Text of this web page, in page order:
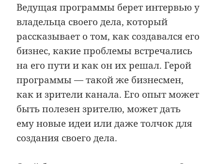
Ведущая программы берет интервью у
владельца своего дела, который
рассказывает о том, как создавался его
бизнес, какие проблемы встречались
на его пути и как он их решал. Герой
программы — такой же бизнесмен,
как и зрители канала. Его опыт может
быть полезен зрителю, может дать
ему новые идеи или даже толчок для
создания своего дела.